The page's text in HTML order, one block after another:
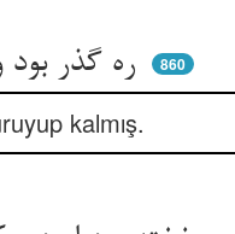
860
kalmış.